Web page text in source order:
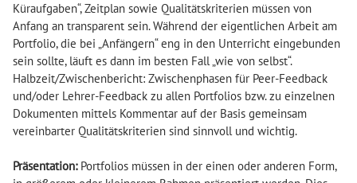
Küraufgaben“, Zeitplan sowie Qualitätskriterien müssen von
Anfang an transparent sein. Während der eigentlichen Arbeit am
Portfolio, die bei „Anfängern“ eng in den Unterricht eingebunden
sein sollte, läuft es dann im besten Fall „wie von selbst“.
Halbzeit/Zwischenbericht: Zwischenphasen für Peer-Feedback
und/oder Lehrer-Feedback zu allen Portfolios bzw. zu einzelnen
Dokumenten mittels Kommentar auf der Basis gemeinsam
vereinbarter Qualitätskriterien sind sinnvoll und wichtig.
Präsentation:Portfolios müssen in der einen oder anderen Form,